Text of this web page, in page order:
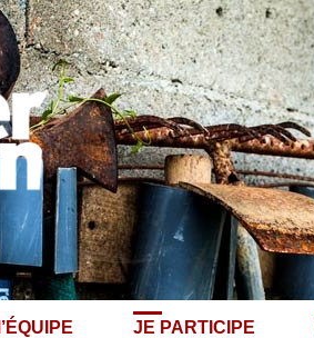
JE PARTICIPE